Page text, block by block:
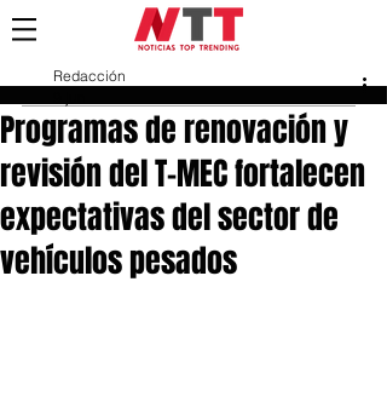
Programas de renovación y
revisión del T-MEC fortalecen
expectativas del sector de
vehículos pesados
Redacción